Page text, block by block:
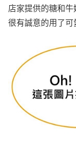
店家提供的糖和牛
很有誠意的用了可